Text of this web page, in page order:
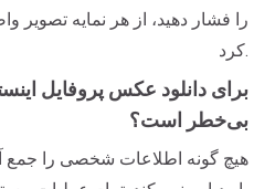
کرد.
بی‌خطر است؟